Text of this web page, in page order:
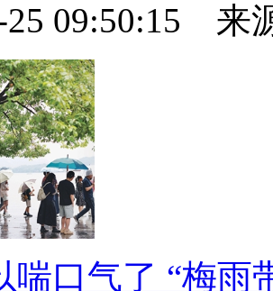
25 09:50:15 来
喘口气了 “梅雨